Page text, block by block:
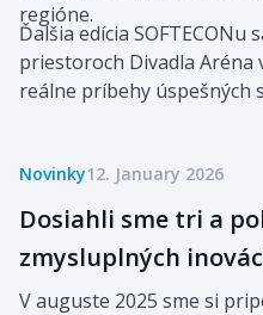
regióne.
Ďalšia edícia SOFTECONu
priestoroch Divadla Aréna
reálne príbehy úspešných
Novinky12. January 2026
Dosiahli sme tri a
zmysluplných
V auguste 2025 sme si